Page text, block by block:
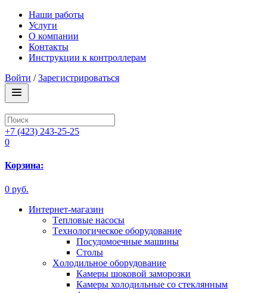
Наши работы
Услуги
О компании
Контакты
Инструкции к контроллерам
Войти /Зарегистрироваться
+7 (423) 243-25-25
0
Корзина:
0 руб.
Интернет-магазин
Tепловые насосы
Tехнологическое оборудование
Посудомоечные машины
Столы
Xолодильное оборудование
Камеры шоковой заморозки
Камеры холодильные со стеклянным